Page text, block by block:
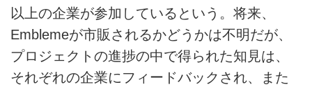
以上の企業が参加しているという。将来、
Emblemeが市販されるかどうかは不明だが、
プロジェクトの進捗の中で得られた知見は、
それぞれの企業にフィードバックされ、また